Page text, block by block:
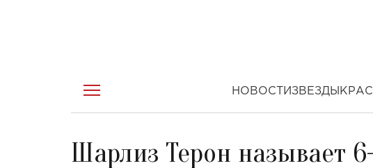
НОВОСТИ ЗВЕЗДЫ
Шарлиз Терон называет